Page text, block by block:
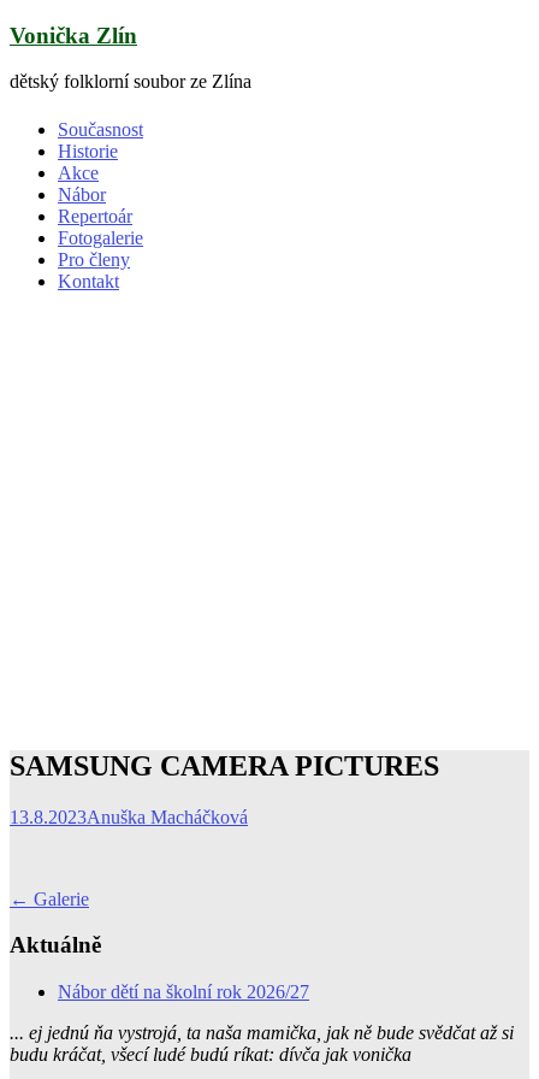
Skip
content
Vonička Zlín
dětský folklorní soubor ze Zlína
Současnost
Historie
Akce
Nábor
Repertoár
Fotogalerie
Pro členy
Kontakt
SAMSUNG CAMERA PICTURES
13.8.2023Anuška Macháčková
Post
← Galerie
Aktuálně
Nábor dětí na školní rok 2026/27
... ej jednú ňa vystrojá, ta naša mamička, jak ně bude svědčat až si
budu kráčat, všecí ludé budú ríkat: dívča jak vonička